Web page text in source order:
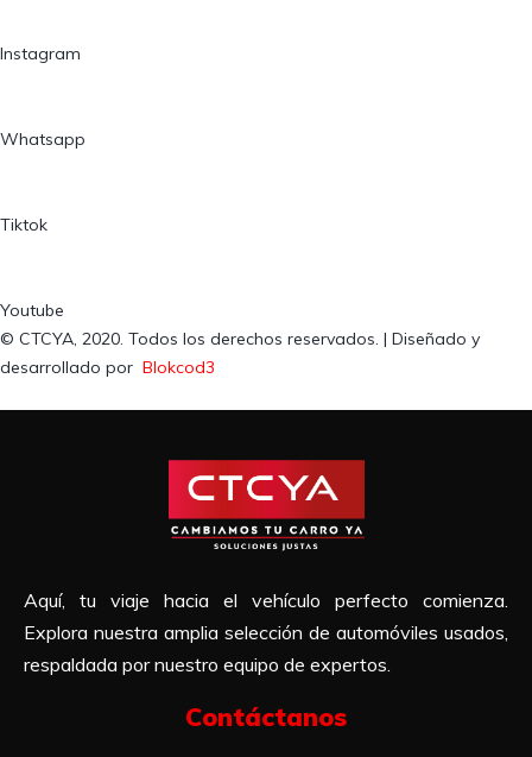
Instagram
Whatsapp
Tiktok
Youtube
© CTCYA, 2020. Todos los derechos reservados. | Diseñado y
desarrollado por Blokcod3
Aquí, tu viaje hacia el vehículo perfecto comienza.
Explora nuestra amplia selección de automóviles usados,
respaldada por nuestro equipo de expertos.
Contáctanos​